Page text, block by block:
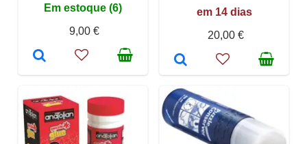
Em estoque (6)
9,00 €
em 14 dias
20,00 €